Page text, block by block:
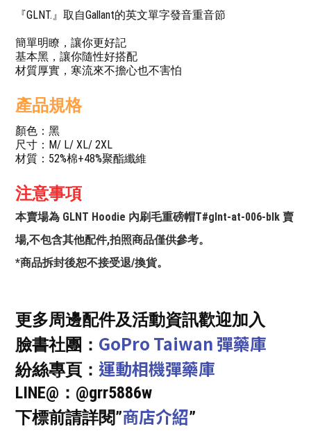
『GLNT.』取自Gallant的英文單字發音重音節
簡單明瞭，讓你更好記
基本黑，讓你隨性好搭配
材質厚實，寒流來不擔心也不害怕
產品規格
顏色：黑
尺寸：M/ L/ XL/ 2XL
材質：52%棉+48%聚酯纖維
注意事項
本賣場為 GLNT Hoodie 內刷毛重磅帽T#glnt-at-006-blk 賣
場,不包含其他配件,拍照商品僅供參考。
*商品拆封後恕不接受退/換貨。
更多周邊配件及活動資訊歡迎加入
臉書社團： GoPro Taiwan 彈藥庫
紛絲專頁： 運動相機彈藥庫
LINE@：@grr5886w
下標前請詳閱”商店介紹”